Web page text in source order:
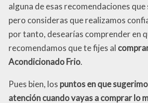
alguna de esas recomendaciones
pero consideras que realizamos
por tanto, desearías comprender en
recomendamos que te fijes al
Acondicionado Frio.
Pues bien, los puntos en que
atención cuando vayas a comprar lo